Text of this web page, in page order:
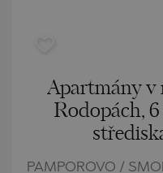
Apartmány v
Rodopách,
PAMPOROVO /